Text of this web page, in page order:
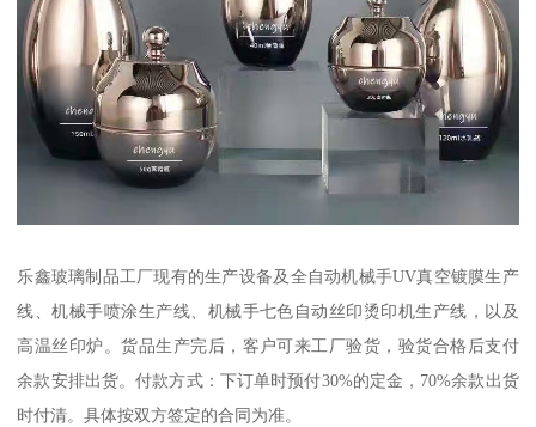
乐鑫玻璃制品工厂现有的生产设备及全自动机械手UV真空镀膜生产
线、机械手喷涂生产线、机械手七色自动丝印烫印机生产线，以及
高温丝印炉。货品生产完后，客户可来工厂验货，验货合格后支付
余款安排出货。付款方式：下订单时预付30%的定金，70%余款出货
时付清。具体按双方签定的合同为准。